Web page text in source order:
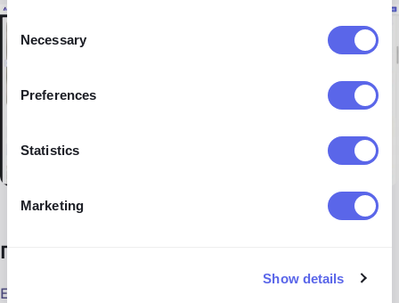
Consent
Selection
Necessary
Preferences
Statistics
Marketing
Show details
Почему мои результаты заблокированы?
Если ваши результаты заблокированы, следуйте